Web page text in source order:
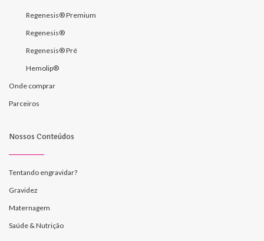
Regenesis® Premium
Regenesis®
Regenesis® Pré
Hemolip®
Onde comprar
Parceiros
Nossos Conteúdos
Tentando engravidar?
Gravidez
Maternagem
Saúde & Nutrição